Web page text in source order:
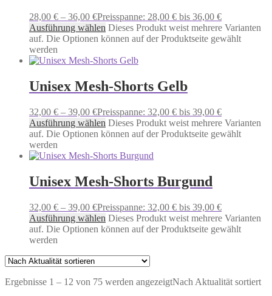
28,00 € – 36,00 €Preisspanne: 28,00 € bis 36,00 €
Ausführung wählen Dieses Produkt weist mehrere Varianten
auf. Die Optionen können auf der Produktseite gewählt
werden
Unisex Mesh-Shorts Gelb
32,00 € – 39,00 €Preisspanne: 32,00 € bis 39,00 €
Ausführung wählen Dieses Produkt weist mehrere Varianten
auf. Die Optionen können auf der Produktseite gewählt
werden
Unisex Mesh-Shorts Burgund
32,00 € – 39,00 €Preisspanne: 32,00 € bis 39,00 €
Ausführung wählen Dieses Produkt weist mehrere Varianten
auf. Die Optionen können auf der Produktseite gewählt
werden
Ergebnisse 1 – 12 von 75 werden angezeigtNach Aktualität sortiert